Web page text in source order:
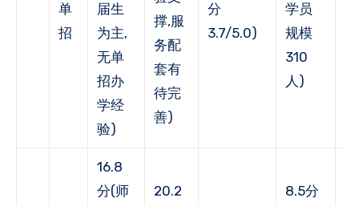
单
招
届生
为主,
无单
招办
学经
验)
撑,服
务配
套有
待完
善)
分
3.7/5.0)
学员
规模
310
人)
16.8
分(师
20.2
8.5分